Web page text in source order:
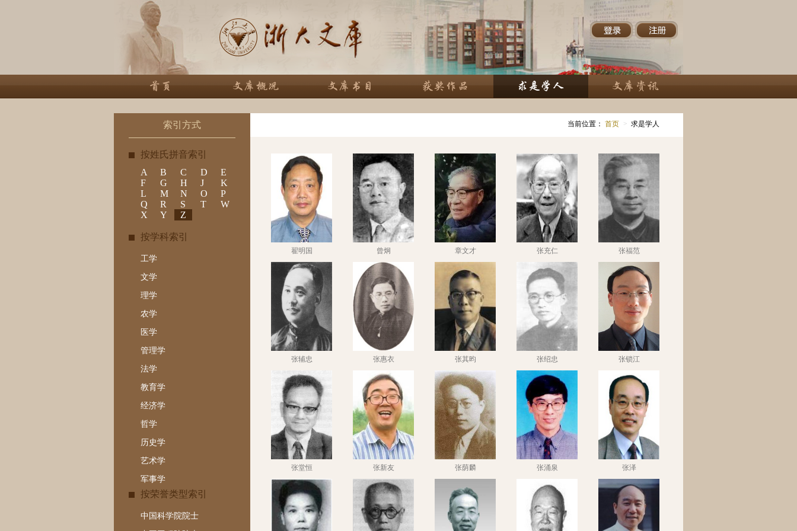
索引方式
按姓氏拼音索引
A
B C D
E
F
G H J
K
L
M N O
P
Q
R S T
W
X
Y Z
按学科索引
工学
文学
理学
农学
医学
管理学
法学
教育学
经济学
哲学
历史学
艺术学
军事学
按荣誉类型索引
中国科学院院士
当前位置： 首页 > 求是学人
翟明国 曾炯 章文才 张充仁 张福范
张辅忠 张惠衣 张其昀 张绍忠 张锁江
张堂恒 张新友 张荫麟 张涌泉 张泽